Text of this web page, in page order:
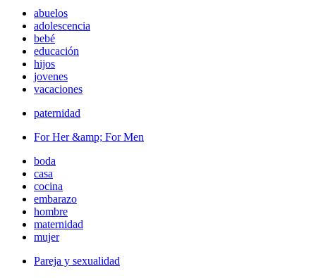
abuelos
adolescencia
bebé
educación
hijos
jovenes
vacaciones
paternidad
For Her &amp; For Men
boda
casa
cocina
embarazo
hombre
maternidad
mujer
Pareja y sexualidad